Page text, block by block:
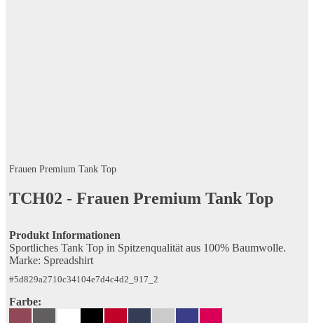
Frauen Premium Tank Top
TCH02 Frauen Premium Tank Top
Produkt Informationen
Sportliches Tank Top in Spitzenqualität aus 100% Baumwolle.
Marke: Spreadshirt
#5d829a2710c34104e7d4c4d2_917_2
Farbe: